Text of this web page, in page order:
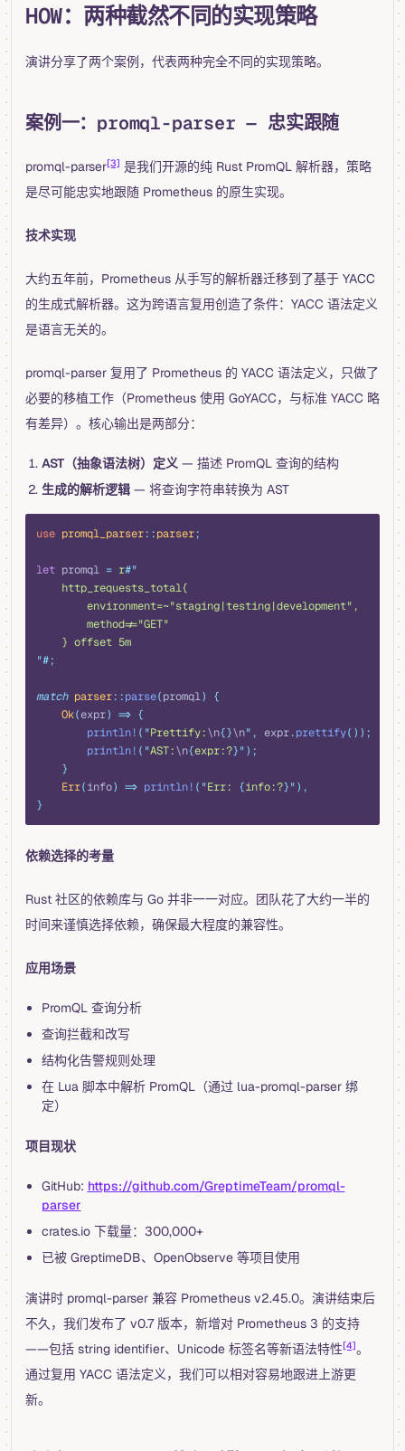
HOW：两种截然不同的实现策略
演讲分享了两个案例，代表两种完全不同的实现策略。
案例一：promql-parser — 忠实跟随
promql-parser[3] 是我们开源的纯 Rust PromQL 解析器，策略
是尽可能忠实地跟随 Prometheus 的原生实现。
技术实现
大约五年前，Prometheus 从手写的解析器迁移到了基于 YACC
的生成式解析器。这为跨语言复用创造了条件：YACC 语法定义
是语言无关的。
promql-parser 复用了 Prometheus 的 YACC 语法定义，只做了
必要的移植工作（Prometheus 使用 GoYACC，与标准 YACC 略
有差异）。核心输出是两部分：
AST（抽象语法树）定义— 描述 PromQL 查询的结构
生成的解析逻辑— 将查询字符串转换为 AST
use promql_parser::parser;
let promql = r#"
    http_requests_total{
        environment=~"staging|testing|development",
        method!="GET"
    } offset 5m
"#;
match parser::parse(promql)
{
    Ok
(expr) => {
        println!
( "Prettify:\n{}\n" , expr.prettify());
        println!
( "AST:\n{expr:?}");
    }
    Err
(info) => println! ( "Err: {info:?}"),
}
依赖选择的考量
Rust 社区的依赖库与 Go 并非一一对应。团队花了大约一半的
时间来谨慎选择依赖，确保最大程度的兼容性。
应用场景
PromQL 查询分析
查询拦截和改写
结构化告警规则处理
在 Lua 脚本中解析 PromQL（通过 lua-promql-parser 绑
定）
项目现状
GitHub: https://github.com/GreptimeTeam/promql-
parser
crates.io 下载量：300,000+
已被 GreptimeDB、OpenObserve 等项目使用
演讲时 promql-parser 兼容 Prometheus v2.45.0。演讲结束后
不久，我们发布了 v0.7 版本，新增对 Prometheus 3 的支持
——包括 string identifier、Unicode 标签名等新语法特性[4]。
通过复用 YACC 语法定义，我们可以相对容易地跟进上游更
新。